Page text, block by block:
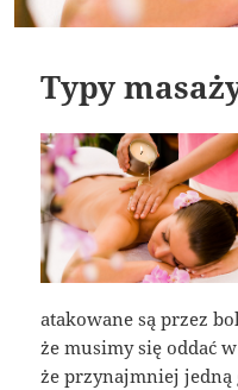
Typy
atakowane są przez
że musimy się oddać
że przynajmniej jedną